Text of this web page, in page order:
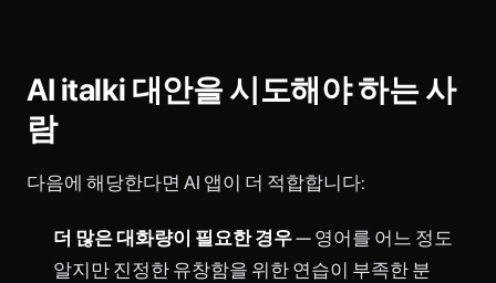
AI italki 대안을 시도해야 하는 사
람
다음에 해당한다면 AI 앱이 더 적합합니다:
더 많은 대화량이 필요한 경우— 영어를 어느 정도
알지만 진정한 유창함을 위한 연습이 부족한 분